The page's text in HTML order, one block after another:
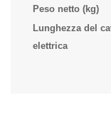
Peso netto (kg)
Lunghezza del
elettrica